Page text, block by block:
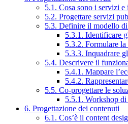
5.1. Cosa sono i servizi e
5.2. Progettare servizi
5.3. Definire il modello
5.3.1. Identificare
5.3.2. Formulare
5.3.3. Inquadrare
5.4. Descrivere il
5.4.1. Mappare
5.4.2.
5.5. Co-progettare le
5.5.1. Workshop
6. Progettazione dei contenuti
6.1. Cos’è il content